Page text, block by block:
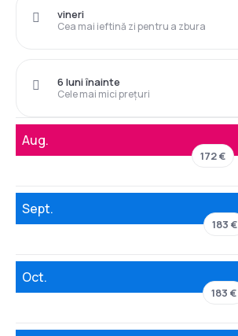
Cea mai ieftină zi pentru a zbura
vineri
Cele mai mici prețuri
6 luni înainte
Aug.
172 €
Sept.
183 €
Oct.
183 €